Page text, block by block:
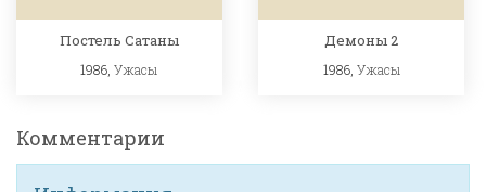
Постель Сатаны
1986,Ужасы
Демоны 2
1986, Ужасы
Комментарии